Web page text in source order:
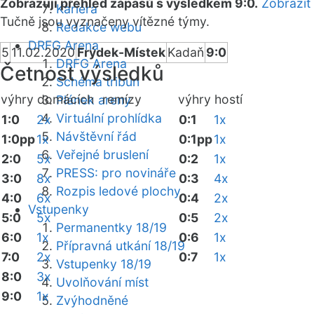
Kariéra
Redakce webu
DRFG Arena
DRFG Arena
Schéma tribun
Plánek areny
Virtuální prohlídka
Návštěvní řád
Veřejné bruslení
PRESS: pro novináře
Rozpis ledové plochy
Vstupenky
Permanentky 18/19
Přípravná utkání 18/19
Vstupenky 18/19
Uvolňování míst
Zvýhodněné
Zobrazuji přehled zápasů s výsledkem 9:0. Zobrazit
Tučně jsou vyznačeny vítězné týmy.
5 11.02.2020Frýdek-MístekKadaň 9:0
Četnost výsledků
výhry domácíchremízy výhry hostí
1:0
2x
1:0pp1x
2:0
5x
3:0
8x
4:0
6x
5:0
5x
6:0
1x
7:0
2x
8:0
3x
9:0
1x
0:1
1x
0:1pp1x
0:2
1x
0:3
4x
0:4
2x
0:5
2x
0:6
1x
0:7
1x